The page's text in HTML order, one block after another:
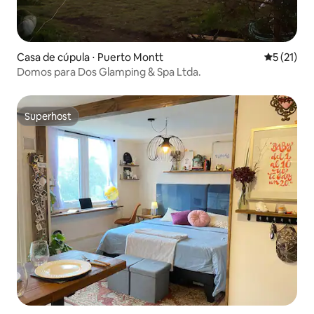
Casa de cúpula ⋅ Puerto Montt 5 de uma
5 (21)
Domos para Dos Glamping & Spa Ltda.
Superhost
Superhost